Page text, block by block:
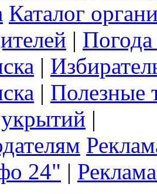
Каталог
|
|
| Полезные
|
24" |